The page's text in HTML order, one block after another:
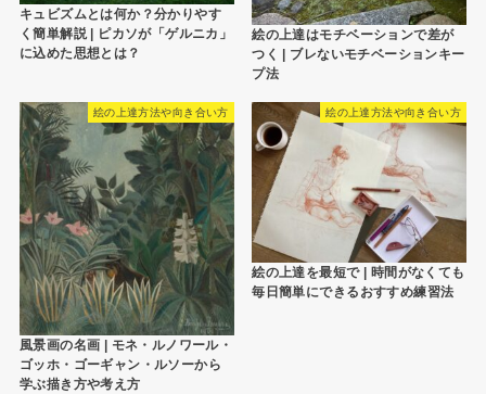
キュビズムとは何か？分かりやす
く簡単解説 | ピカソが「ゲルニカ」
に込めた思想とは？
絵の上達はモチベーションで差が
つく | ブレないモチベーションキー
プ法
絵の上達方法や向き合い方
風景画の名画 | モネ・ルノワール・
ゴッホ・ゴーギャン・ルソーから
学ぶ描き方や考え方
絵の上達方法や向き合い方
絵の上達を最短で | 時間がなくても
毎日簡単にできるおすすめ練習法